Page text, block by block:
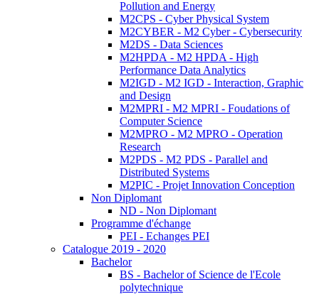
Pollution and Energy
M2CPS - Cyber Physical System
M2CYBER - M2 Cyber - Cybersecurity
M2DS - Data Sciences
M2HPDA - M2 HPDA - High
Performance Data Analytics
M2IGD - M2 IGD - Interaction, Graphic
and Design
M2MPRI - M2 MPRI - Foudations of
Computer Science
M2MPRO - M2 MPRO - Operation
Research
M2PDS - M2 PDS - Parallel and
Distributed Systems
M2PIC - Projet Innovation Conception
Non Diplomant
ND - Non Diplomant
Programme d'échange
PEI - Echanges PEI
Catalogue 2019 - 2020
Bachelor
BS - Bachelor of Science de l'Ecole
polytechnique